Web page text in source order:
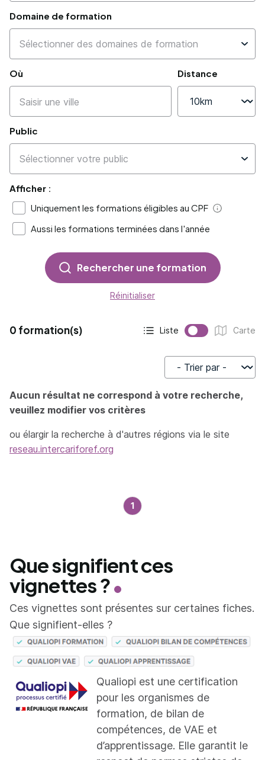
Domaine de formation
Où Distance
Public
Afficher :
Uniquement les formations éligibles au CPF
Aide
Aussi les formations terminées dans l'année
Rechercher une formation
Réinitialiser
0 formation(s)
Affichage actif :
Liste
Affichage :
Carte
Trier par
Aucun résultat ne correspond à votre recherche,
veuillez modifier vos critères
ou élargir la recherche à d'autres régions via le site
reseau.intercariforef.org
1
Que signifient ces
vignettes ?
Ces vignettes sont présentes sur certaines fiches.
Que signifient-elles ?
Qualiopi est une certification
pour les organismes de
formation, de bilan de
compétences, de VAE et
d’apprentissage. Elle garantit le